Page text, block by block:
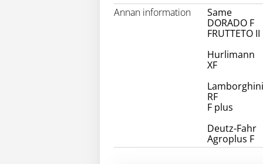
Annan information
Same
DORADO F
FRUTTETO II
Hurlimann
XF
Lamborghini
RF
F plus
Deutz-Fahr
Agroplus F